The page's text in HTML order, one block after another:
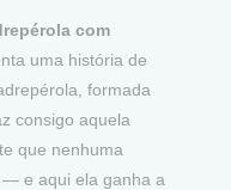
com
uma história de
formada
consigo aquela
que nenhuma
— e aqui ela ganha a